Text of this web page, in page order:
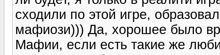
сходили по этой игре,
мафиози))) Да, хорошее было
Мафии, если есть такие же